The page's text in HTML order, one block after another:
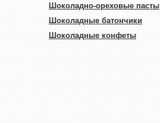
Шоколадно-ореховые пасты
Шоколадные батончики
Шоколадные конфеты